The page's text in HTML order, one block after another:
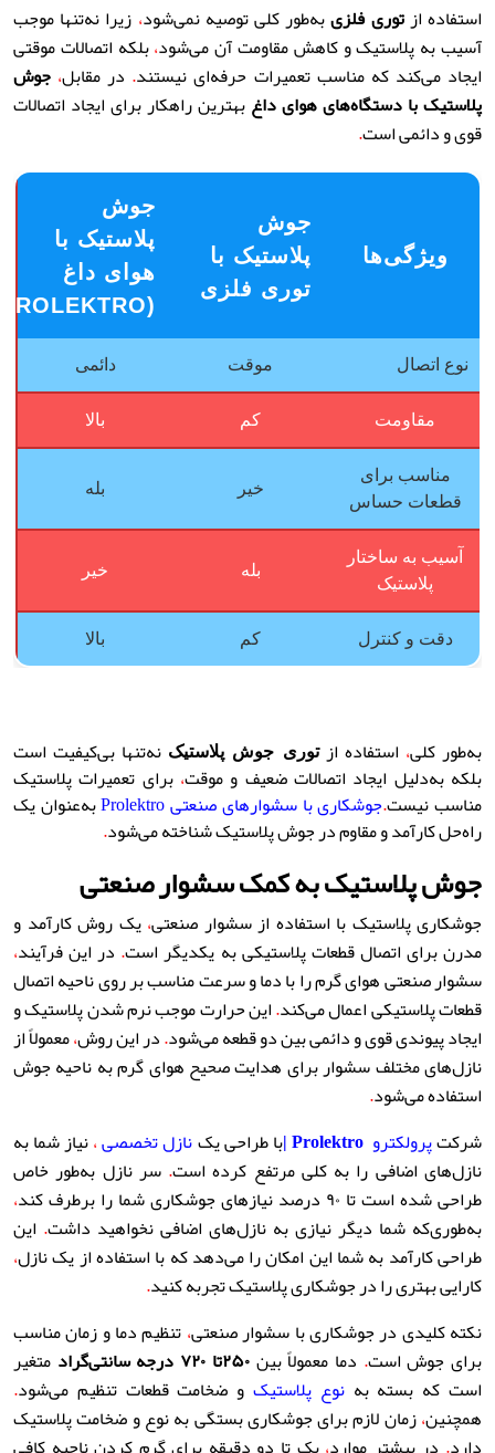
استفاده ازتوری فلزیبه‌طور کلی توصیه نمی‌شود، زیرا نه‌تنها موجب
آسیب به پلاستیک و کاهش مقاومت آن می‌شود،بلکه اتصالات موقتی
ایجاد می‌کند که مناسب تعمیرات حرفه‌ای نیستند. در مقابل، جوش
پلاستیک با دستگاه‌های هوای داغبهترین راهکار برای ایجاد اتصالات
قوی و دائمی است.
ویژگی‌ها
جوش
پلاستیک با
توری فلزی
جوش
پلاستیک با
هوای داغ
(PROLEKTRO)
نوع اتصال موقت دائمی
مقاومت کم بالا
مناسب برای
قطعات حساس
خیر بله
آسیب به ساختار
پلاستیک
بله خیر
دقت و کنترل کم بالا
به‌طور کلی، استفاده ازتوری جوش پلاستیک نه‌تنها بی‌کیفیت است
بلکه به‌دلیل ایجاد اتصالات ضعیف و موقت، برای تعمیرات پلاستیک
مناسب نیست.جوشکاری با سشوارهای صنعتی Prolektro به‌عنوان یک
راه‌حل کارآمد و مقاوم در جوش پلاستیک شناخته می‌شود.
جوش پلاستیک به کمک سشوار صنعتی
جوشکاری پلاستیک با استفاده از سشوار صنعتی،یک روش کارآمد و
مدرن برای اتصال قطعات پلاستیکی به یکدیگر است. در این فرآیند،
سشوار صنعتی هوای گرم را با دما و سرعت مناسب بر روی ناحیه اتصال
قطعات پلاستیکی اعمال می‌کند.این حرارت موجب نرم شدن پلاستیک و
ایجاد پیوندی قوی و دائمی بین دو قطعه می‌شود.در این روش،معمولاً از
نازل‌های مختلف سشوار برای هدایت صحیح هوای گرم به ناحیه جوش
استفاده می‌شود.
شرکتپرولکتروProlektro
|با طراحی یکنازل تخصصی،نیاز شما به
نازل‌های اضافی را به کلی مرتفع کرده است. سر نازل به‌طور خاص
طراحی شده است تا ۹۰ درصد نیازهای جوشکاری شما را برطرف کند
،
به‌طوری‌که شما دیگر نیازی به نازل‌های اضافی نخواهید داشت. این
طراحی کارآمد به شما این امکان را می‌دهد که با استفاده از یک نازل،
کارایی بهتری را در جوشکاری پلاستیک تجربه کنید.
نکته کلیدی در جوشکاری با سشوار صنعتی،تنظیم دما و زمان مناسب
برای جوش است. دما معمولاً بین۲۵۰تا ۷۲۰ درجه سانتی‌گراد
متغیر
است که بسته بهنوع پلاستیک و ضخامت قطعات تنظیم می‌شود.
همچنین،زمان لازم برای جوشکاری بستگی به نوع و ضخامت پلاستیک